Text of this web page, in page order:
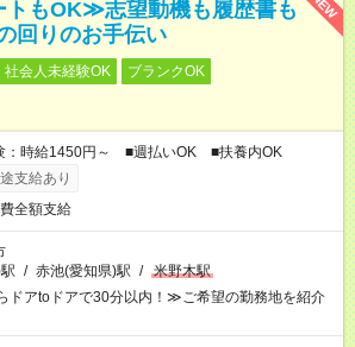
もOK≫志望動機も履歴書も
回りのお手伝い
社会人未経験OK
ブランクOK
：時給1450円～ ■週払いOK ■扶養内OK
支給あり
全額支給
/ 赤池(愛知県)駅 / 米野木駅
ドアtoドアで30分以内！≫ご希望の勤務地を紹介